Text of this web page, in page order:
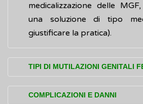
medicalizzazione delle
una soluzione di tipo
giustificare la pratica).
TIPI DI MUTILAZIONI GENITALI
Le mutilazioni genitali
COMPLICAZIONI E DANNI